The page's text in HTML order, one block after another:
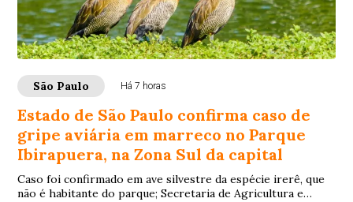
São Paulo Há 7 horas
Estado de São Paulo confirma caso de
gripe aviária em marreco no Parque
Ibirapuera, na Zona Sul da capital
Caso foi confirmado em ave silvestre da espécie irerê, que
não é habitante do parque; Secretaria de Agricultura e